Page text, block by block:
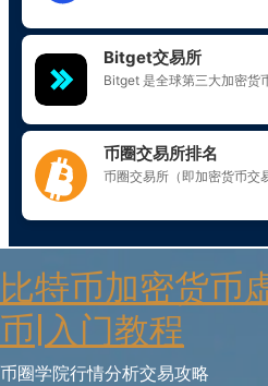
to
content
比特币加密货币
币|入门教程
币圈学院行情分析交易攻略